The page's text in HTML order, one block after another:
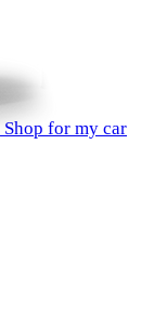
Shop for my car